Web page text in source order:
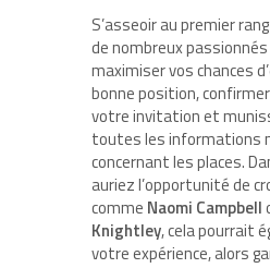
S’asseoir au premier
de nombreux
maximiser vos chances
bonne position,
votre invitation et
toutes les informations
concernant les places.
auriez l’opportunité de
comme Naomi Campbell
Knightley, cela pourrait
votre expérience, alors